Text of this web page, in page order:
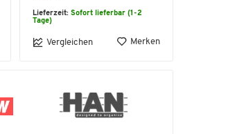
Lieferzeit: Sofort lieferbar (1-2
Tage)
Vergleichen Merken